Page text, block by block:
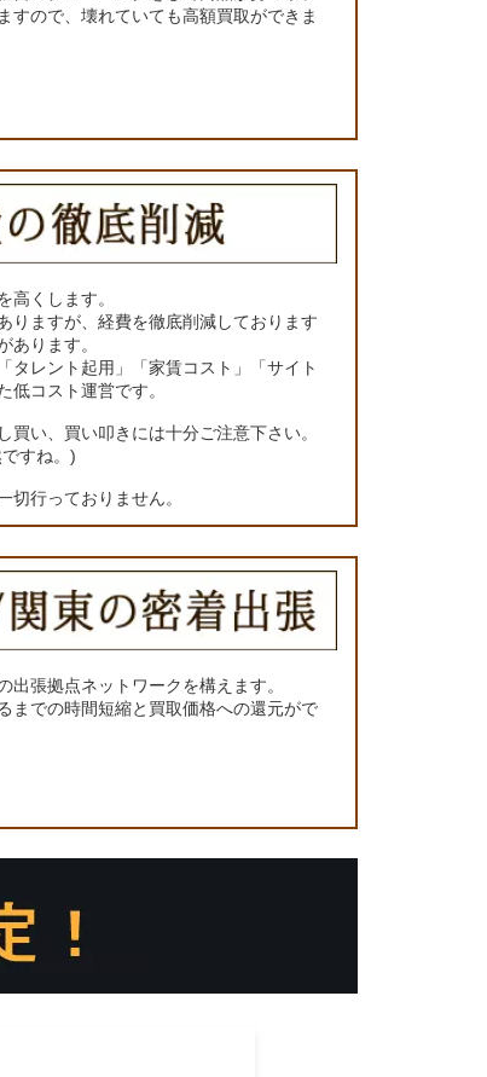
すので、壊れていても高額買取ができま
高くします。
りますが、経費を徹底削減しております
あります。
タレント起用」「家賃コスト」「サイト
低コスト運営です。
い、買い叩きには十分ご注意下さい。
すね。)
切行っておりません。
張拠点ネットワークを構えます。
までの時間短縮と買取価格への還元がで